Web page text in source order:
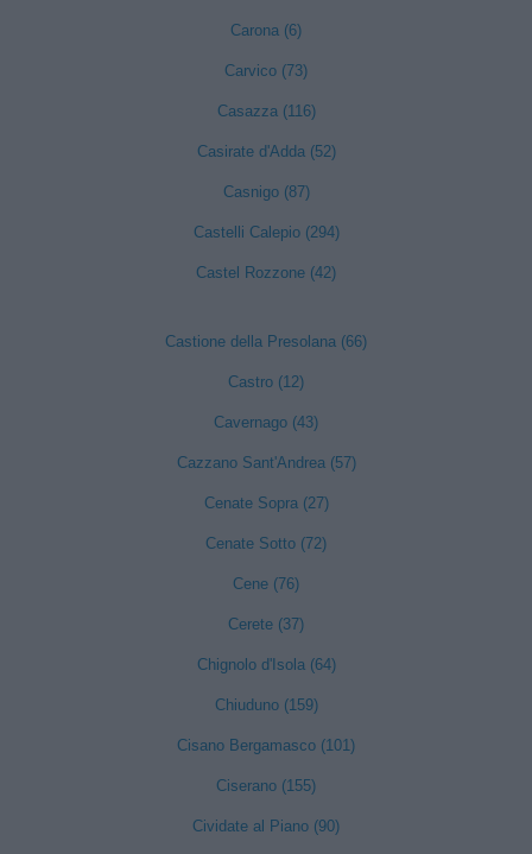
Carona (6)
Carvico (73)
Casazza (116)
Casirate d'Adda (52)
Casnigo (87)
Castelli Calepio (294)
Castel Rozzone (42)
Castione della Presolana (66)
Castro (12)
Cavernago (43)
Cazzano Sant'Andrea (57)
Cenate Sopra (27)
Cenate Sotto (72)
Cene (76)
Cerete (37)
Chignolo d'Isola (64)
Chiuduno (159)
Cisano Bergamasco (101)
Ciserano (155)
Cividate al Piano (90)